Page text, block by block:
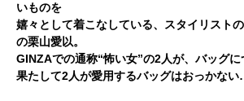
いものを
嬉々として着こなしている、スタイリスト
の栗山愛以。
GINZAでの通称“怖い女”の2人が、バッグに
果たして2人が愛用するバッグはおっかな